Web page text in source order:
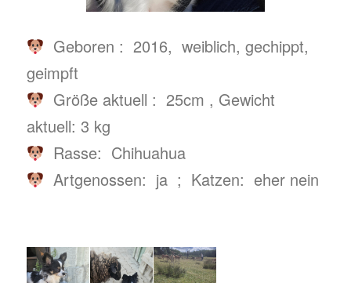
Geboren : 2016, weiblich, gechippt,
geimpft
Größe aktuell : 25cm , Gewicht
aktuell: 3 kg
Rasse: Chihuahua
Artgenossen: ja ; Katzen: eher nein